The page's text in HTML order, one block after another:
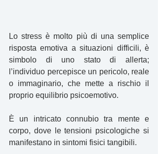
Lo stress è molto più di una semplice
risposta emotiva a situazioni difficili, è
simbolo di uno stato di allerta;
l’individuo percepisce un pericolo, reale
o immaginario, che mette a rischio il
proprio equilibrio psicoemotivo.
È un intricato connubio tra mente e
corpo, dove le tensioni psicologiche si
manifestano in sintomi fisici tangibili.